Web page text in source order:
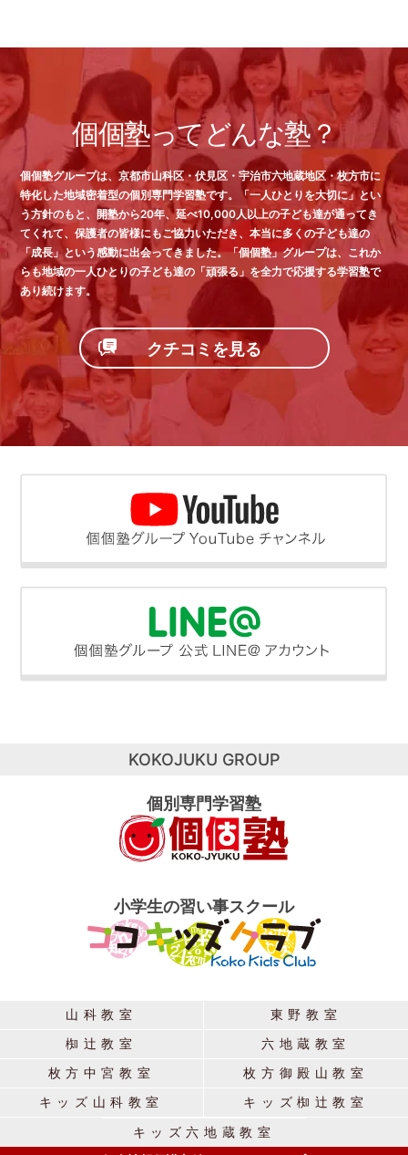
個個塾ってどんな塾？
個個塾グループは、京都市山科区・伏見区・宇治市六地蔵地区・枚方市に
特化した地域密着型の個別専門学習塾です。「一人ひとりを大切に」とい
う方針のもと、開塾から20年、延べ10,000人以上の子ども達が通ってき
てくれて、保護者の皆様にもご協力いただき、本当に多くの子ども達の
「成長」という感動に出会ってきました。「個個塾」グループは、これか
らも地域の一人ひとりの子ども達の「頑張る」を全力で応援する学習塾で
あり続けます。
クチコミを見る
KOKOJUKU GROUP
個別専門学習塾
小学生の習い事スクール
山科教室
東野教室
椥辻教室
六地蔵教室
枚方中宮教室
枚方御殿山教室
キッズ山科教室
キッズ椥辻教室
キッズ六地蔵教室